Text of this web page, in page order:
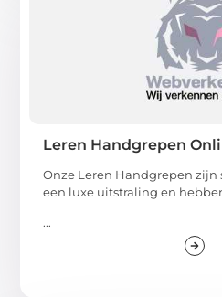
Leren Handgrepen
Onze Leren Handgrepen zijn
een luxe uitstraling en
...